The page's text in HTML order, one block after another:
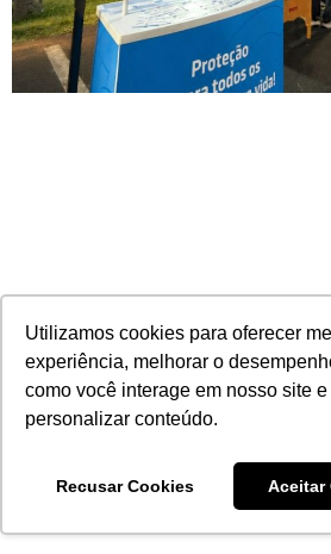
Utilizamos cookies para oferecer
experiência, melhorar o
como você interage em nosso site e
personalizar conteúdo.
Recusar Cookies Aceitar
MAG Seguros leva proteção a
durante o Vibra Run
30/06/2026 Nenhum comentário